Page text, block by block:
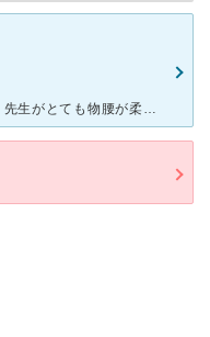
息苦しさで家族がお世話になりました。先生がとても物腰が柔らかく、話しやすい方です。病状に関して、いろいろな可能性を含め説明をしてくださいました。血液検査の結果が30分ほどでわかるので、隣のイオンで買い